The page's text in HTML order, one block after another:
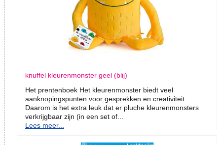
knuffel kleurenmonster geel (blij)
Het prentenboek Het kleurenmonster biedt veel
aanknopingspunten voor gesprekken en creativiteit.
Daarom is het extra leuk dat er pluche kleurenmonsters
verkrijgbaar zijn (in een set of...
Lees meer...